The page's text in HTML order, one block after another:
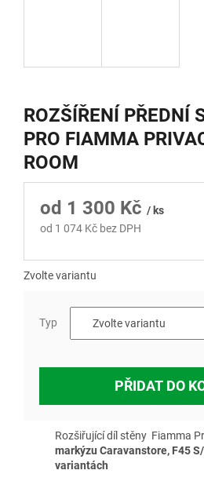
ROZŠÍŘENÍ PŘEDNÍ
PRO FIAMMA
ROOM
od 1 300 Kč / ks
od 1 074 Kč bez DPH
Zvolte variantu
Typ
PŘIDAT DO
Rozšiřující díl stěny Fiamma
markýzu Caravanstore, F45
variantách